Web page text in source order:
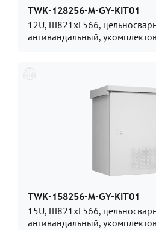
TWK-128256-M-GY-KIT01
12U, Ш821хГ566,
антивандальный,
TWK-158256-M-GY-KIT01
15U, Ш821хГ566,
антивандальный,